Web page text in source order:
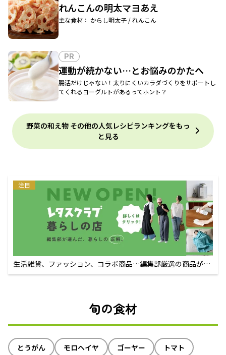
れんこんの明太マヨあえ
主な食材： からし明太子 / れんこん
PR
運動が続かない…とお悩みのかたへ
腸活だけじゃない！太りにくいカラダづくりをサポートし
てくれるヨーグルトがあるってホント？
野菜の和え物 その他の人気レシピランキングをもっ
と見る
注目
生活雑貨、ファッション、コラボ商品…編集部厳選の商品が買
えるECサイト
旬の食材
とうがん モロヘイヤ ゴーヤー
トマト